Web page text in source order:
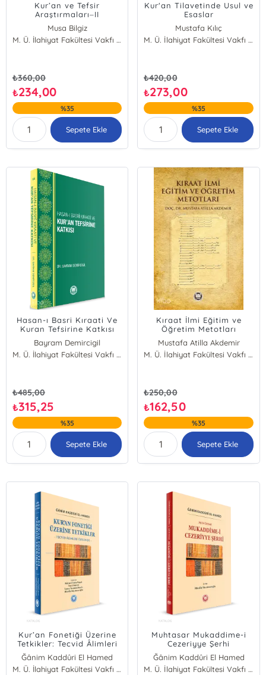
Kur’an ve Tefsir
Araştırmaları‒II
Musa Bilgiz
M. Ü. İlahiyat Fakültesi Vakfı Yayınları
₺360,00
₺234,00
%35
Sepete Ekle
Kur'an Tilavetinde Usul ve
Esaslar
Mustafa Kılıç
M. Ü. İlahiyat Fakültesi Vakfı Yayınları
₺420,00
₺273,00
%35
Sepete Ekle
Hasan-ı Basri Kıraati Ve
Kuran Tefsirine Katkısı
Bayram Demircigil
M. Ü. İlahiyat Fakültesi Vakfı Yayınları
₺485,00
₺315,25
%35
Sepete Ekle
Kıraat İlmi Eğitim ve
Öğretim Metotları
Mustafa Atilla Akdemir
M. Ü. İlahiyat Fakültesi Vakfı Yayınları
₺250,00
₺162,50
%35
Sepete Ekle
Kur’an Fonetiği Üzerine
Tetkikler: Tecvid Âlimleri
Özelinde
Ğânim Kaddûri El Hamed
M. Ü. İlahiyat Fakültesi Vakfı Yayınları
Muhtasar Mukaddime-i
Cezeriyye Şerhi
Ğânim Kaddûri El Hamed
M. Ü. İlahiyat Fakültesi Vakfı Yayınları